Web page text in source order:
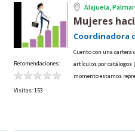
Recomendaciones:
Visitas: 153
Alajuela,
Mujeres
Coordinadora
Cuento con una cartera
artículos por catálogos
momento estamos